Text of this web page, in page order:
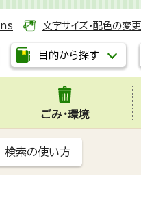
文字サイズ・配色の変更
目的から探す
ごみ・環境
検索の使い方